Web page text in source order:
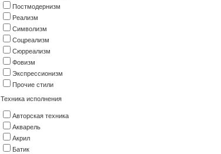
Постмодернизм
Реализм
Символизм
Соцреализм
Сюрреализм
Фовизм
Экспрессионизм
Прочие стили
Техника исполнения
Авторская техника
Акварель
Акрил
Батик